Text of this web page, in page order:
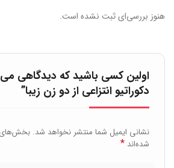
هنوز بررسی‌ای ثبت نشده است.
اولین کسی باشید که دیدگاهی می
دکوراتیو انتزاعی از دو زن زیبا”
نشانی ایمیل شما منتشر نخواهد شد. بخش‌های
شده‌اند *